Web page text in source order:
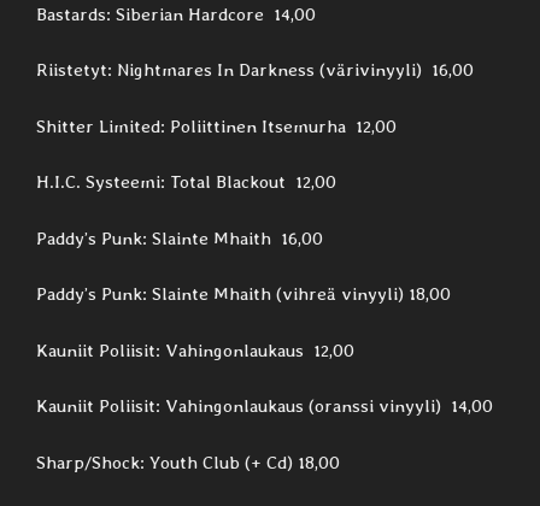
Bastards: Siberian Hardcore 14,00
Riistetyt: Nightmares In Darkness (värivinyyli) 16,00
Shitter Limited: Poliittinen Itsemurha 12,00
H.I.C. Systeemi: Total Blackout 12,00
Paddy’s Punk: Slainte Mhaith 16,00
Paddy’s Punk: Slainte Mhaith (vihreä vinyyli) 18,00
Kauniit Poliisit: Vahingonlaukaus 12,00
Kauniit Poliisit: Vahingonlaukaus (oranssi vinyyli) 14,00
Sharp/Shock: Youth Club (+ Cd) 18,00